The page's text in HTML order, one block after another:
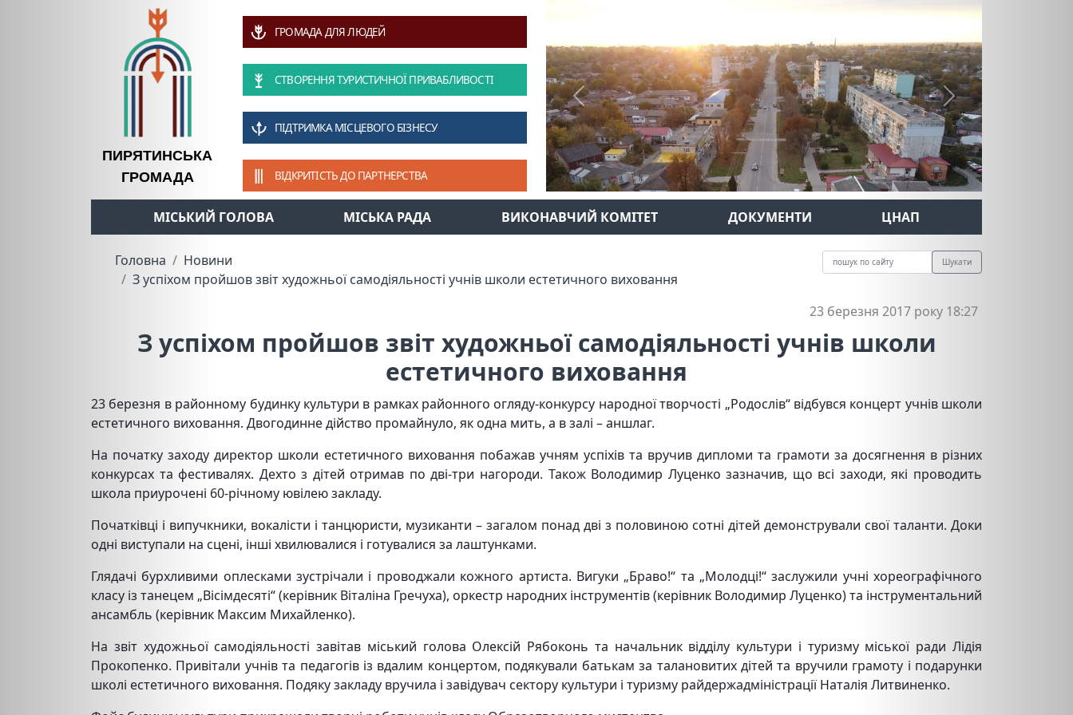
ПИРЯТИНСЬКА
ГРОМАДА
ГРОМАДА ДЛЯ ЛЮДЕЙ
СТВОРЕННЯ ТУРИСТИЧНОЇ ПРИВАБЛИВОСТІ
ПІДТРИМКА МІСЦЕВОГО БІЗНЕСУ
ВІДКРИТІСТЬ ДО ПАРТНЕРСТВА
Previous Next
МІСЬКИЙ ГОЛОВА МІСЬКА РАДА ВИКОНАВЧИЙ КОМІТЕТ ДОКУМЕНТИ ЦНАП
Головна
Новини
З успіхом пройшов звіт художньої самодіяльності учнів школи естетичного виховання
Шукати
23 березня 2017 року 18:27
З успіхом пройшов звіт художньої самодіяльності учнів школи
естетичного виховання
23 березня в районному будинку культури в рамках районного огляду-конкурсу народної творчості „Родослів“ відбувся концерт учнів школи
естетичного виховання. Двогодинне дійство промайнуло, як одна мить, а в залі – аншлаг.
На початку заходу директор школи естетичного виховання побажав учням успіхів та вручив дипломи та грамоти за досягнення в різних
конкурсах та фестивалях. Дехто з дітей отримав по дві-три нагороди. Також Володимир Луценко зазначив, що всі заходи, які проводить
школа приурочені 60-річному ювілею закладу.
Початківці і випучкники, вокалісти і танцюристи, музиканти – загалом понад дві з половиною сотні дітей демонстрували свої таланти. Доки
одні виступали на сцені, інші хвилювалися і готувалися за лаштунками.
Глядачі бурхливими оплесками зустрічали і проводжали кожного артиста. Вигуки „Браво!“ та „Молодці!“ заслужили учні хореографічного
класу із танецем „Вісімдесяті“ (керівник Віталіна Гречуха), оркестр народних інструментів (керівник Володимир Луценко) та інструментальний
ансамбль (керівник Максим Михайленко).
На звіт художньої самодіяльності завітав міський голова Олексій Рябоконь та начальник відділу культури і туризму міської ради Лідія
Прокопенко. Привітали учнів та педагогів із вдалим концертом, подякували батькам за талановитих дітей та вручили грамоту і подарунки
школі естетичного виховання. Подяку закладу вручила і завідувач сектору культури і туризму райдержадміністрації Наталія Литвиненко.